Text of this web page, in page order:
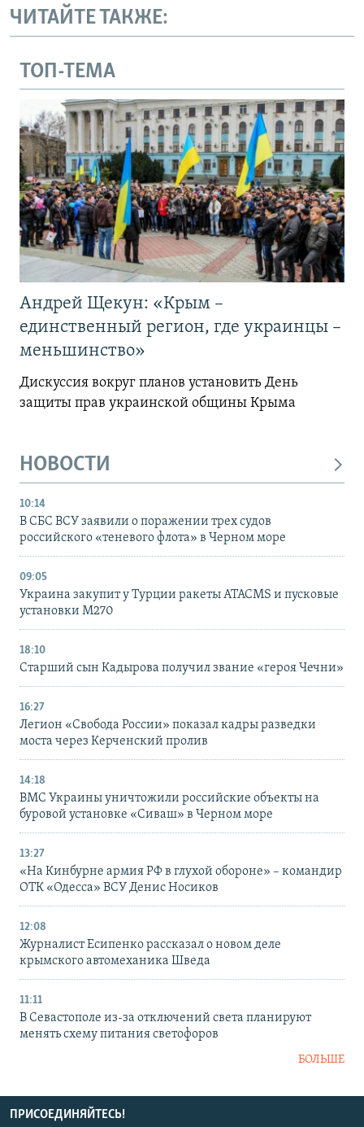
ЧИТАЙТЕ ТАКЖЕ:
ТОП-ТЕМА
Андрей Щекун: «Крым –
единственный регион, где украинцы –
меньшинство»
Дискуссия вокруг планов установить День
защиты прав украинской общины Крыма
НОВОСТИ
10:14
В СБС ВСУ заявили о поражении трех судов
российского «теневого флота» в Черном море
09:05
Украина закупит у Турции ракеты ATACMS и пусковые
установки M270
18:10
Старший сын Кадырова получил звание «героя Чечни»
16:27
Легион «Свобода России» показал кадры разведки
моста через Керченский пролив
14:18
ВМС Украины уничтожили российские объекты на
буровой установке «Сиваш» в Черном море
13:27
«На Кинбурне армия РФ в глухой обороне» – командир
ОТК «Одесса» ВСУ Денис Носиков
12:08
Журналист Есипенко рассказал о новом деле
крымского автомеханика Шведа
11:11
В Севастополе из-за отключений света планируют
менять схему питания светофоров
БОЛЬШЕ
ПРИСОЕДИНЯЙТЕСЬ!